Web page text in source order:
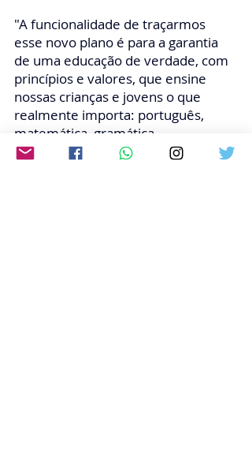
"A funcionalidade de traçarmos
esse novo plano é para a garantia
de uma educação de verdade, com
princípios e valores, que ensine
nossas crianças e jovens o que
realmente importa: português,
matemática, gramática,
interpretação de texto, e não de